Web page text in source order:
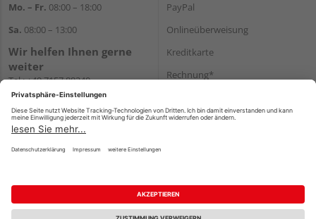
Mo. – Fr. 08:00 – 18:00
Sa. 08:00 – 13:00
Wir helfen Ihnen gerne
weiter
Tel.:+49 7157 88240
E-Mail:shop@holzland-
filderstadt.de
PayPal
Onlineüberweisung
Kreditkarte
Rechnung*
Versand
Impressum AGB Widerruf
Datenschutz
Reservierungsbedingungen
Vertrag widerrufen